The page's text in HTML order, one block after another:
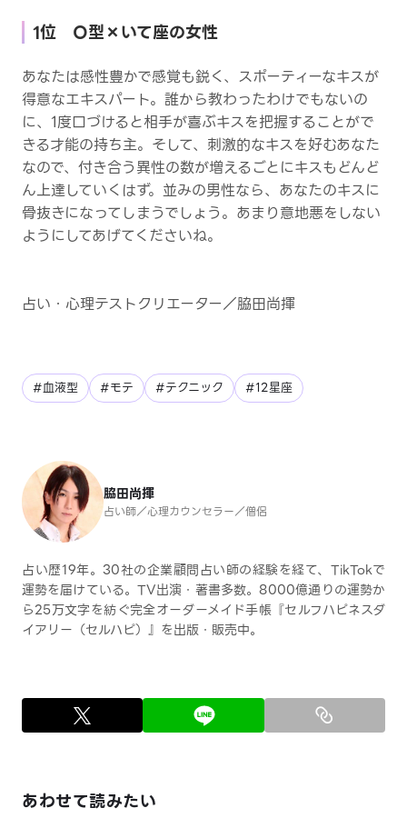
1位 O型×いて座の女性
あなたは感性豊かで感覚も鋭く、スポーティーなキスが
得意なエキスパート。誰から教わったわけでもないの
に、1度口づけると相手が喜ぶキスを把握することがで
きる才能の持ち主。そして、刺激的なキスを好むあなた
なので、付き合う異性の数が増えるごとにキスもどんど
ん上達していくはず。並みの男性なら、あなたのキスに
骨抜きになってしまうでしょう。あまり意地悪をしない
ようにしてあげてくださいね。
占い・心理テストクリエーター／脇田尚揮
#血液型 #モテ #テクニック #12星座
脇田尚揮
占い師／心理カウンセラー／僧侶
占い歴19年。30社の企業顧問占い師の経験を経て、TikTokで
運勢を届けている。TV出演・著書多数。8000億通りの運勢か
ら25万文字を紡ぐ完全オーダーメイド手帳『セルフハピネスダ
イアリー（セルハピ）』を出版・販売中。
あわせて読みたい